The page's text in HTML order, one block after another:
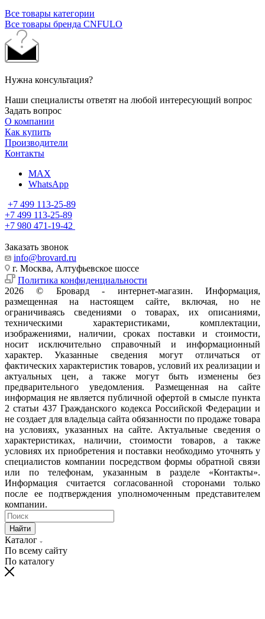
Все товары категории
Все товары бренда CNFULO
Нужна консультация?
Наши специалисты ответят на любой интересующий вопрос
Задать вопрос
О компании
Как купить
Производители
Контакты
MAX
WhatsApp
+7 499 113-25-89
+7 499 113-25-89
+7 980 471-19-42
Заказать звонок
info@brovard.ru
г. Москва, Алтуфьевское шоссе
Политика конфиденциальности
2026 © Бровард - интернет-магазин. Информация,
размещенная на настоящем сайте, включая, но не
ограничиваясь сведениями о товарах, их описаниями,
техническими характеристиками, комплектации,
изображениями, наличии, сроках поставки и стоимости,
носит исключительно справочный и информационный
характер. Указанные сведения могут отличаться от
фактических характеристик товаров, условий их реализации и
актуальных цен, а также могут быть изменены без
предварительного уведомления. Размещенная на сайте
информация не является публичной офертой в смысле пункта
2 статьи 437 Гражданского кодекса Российской Федерации и
не создает для владельца сайта обязанности по продаже товара
на условиях, указанных на сайте. Актуальные сведения о
характеристиках, наличии, стоимости товаров, а также
условиях их приобретения и поставки необходимо уточнять у
специалистов компании посредством формы обратной связи
или по телефонам, указанным в разделе «Контакты».
Информация считается согласованной сторонами только
после ее подтверждения уполномоченным представителем
компании.
Найти
Каталог
По всему сайту
По каталогу